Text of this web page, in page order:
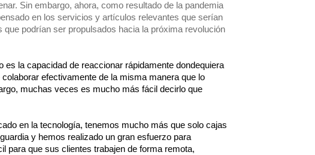
Sin embargo, ahora, como resultado de la pandemia
en los servicios y artículos relevantes que serían
podrían ser propulsados ​​hacia la próxima revolución
la capacidad de reaccionar rápidamente dondequiera
efectivamente de la misma manera que lo
muchas veces es mucho más fácil decirlo que
en la tecnología, tenemos mucho más que solo cajas
y hemos realizado un gran esfuerzo para
para que sus clientes trabajen de forma remota,